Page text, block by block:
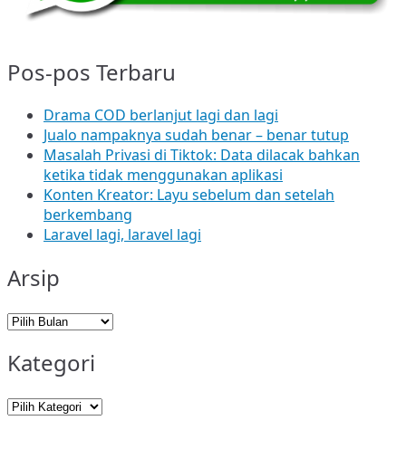
Pos-pos Terbaru
Drama COD berlanjut lagi dan lagi
Jualo nampaknya sudah benar – benar tutup
Masalah Privasi di Tiktok: Data dilacak bahkan
ketika tidak menggunakan aplikasi
Konten Kreator: Layu sebelum dan setelah
berkembang
Laravel lagi, laravel lagi
Arsip
Arsip
Kategori
Kategori